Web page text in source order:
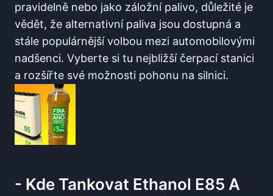
pravidelně nebo ⁤jako záložní palivo, důležité je
vědět, že alternativní paliva jsou dostupná a
stále populárnější volbou mezi automobilovými
⁢nadšenci. Vyberte si tu​ nejbližší čerpací stanici
⁣a rozšířte své možnosti pohonu na silnici.
-​ Kde Tankovat Ethanol E85 A